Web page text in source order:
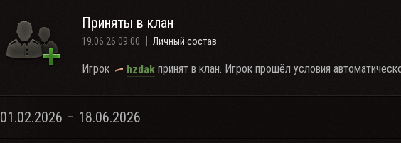
Приняты в клан
19.06.26 09:00 Личный состав
Игрок hzdak принят в клан. Игрок прошёл условия
01.02.2026 – 18.06.2026